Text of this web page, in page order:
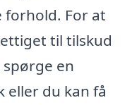
For at
til tilskud
en
eller du kan få